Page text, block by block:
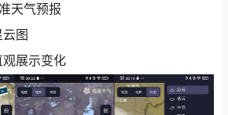
天气预报
图
展示变化